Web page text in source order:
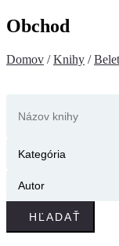
Obchod
Domov /Knihy /
HĽADAŤ